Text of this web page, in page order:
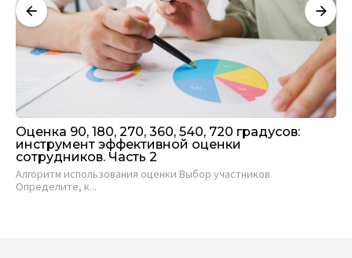
Оценка 90, 180, 270, 360, 540, 720 градусов:
инструмент эффективной оценки
сотрудников. Часть 2
Алгоритм использования оценки Выбор участников
Определите, к...